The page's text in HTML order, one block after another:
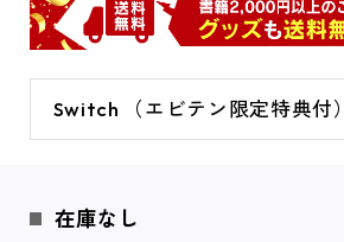
Switch （エビテン限定特典付）
在庫なし